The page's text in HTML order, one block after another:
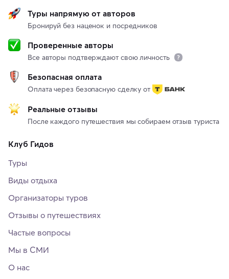
Туры напрямую от авторов
Бронируй без наценок и посредников
Проверенные авторы
Все авторы подтверждают свою личность
Безопасная оплата
Оплата через безопасную сделку от
Реальные отзывы
После каждого путешествия мы собираем отзыв туриста
Клуб Гидов
Туры
Виды отдыха
Организаторы туров
Отзывы о путешествиях
Частые вопросы
Мы в СМИ
О нас